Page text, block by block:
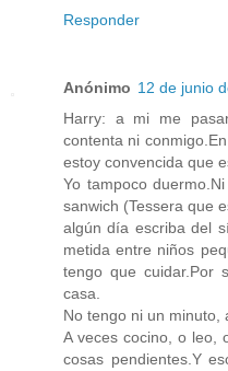
Responder
Anónimo 12 de junio
Harry: a mi me
contenta ni
estoy convencida que
Yo tampoco
sanwich (Tessera que
algún día escriba del
metida entre niños
tengo que cuidar.Por
casa.
No tengo ni un minuto,
A veces cocino, o leo,
cosas pendientes.Y